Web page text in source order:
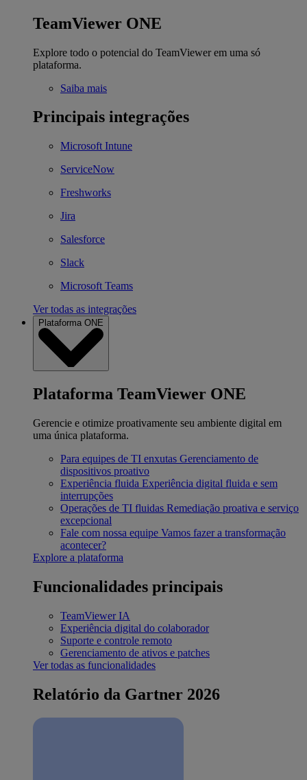
TeamViewer ONE
Explore todo o potencial do TeamViewer em uma só
plataforma.
Saiba mais
Principais integrações
Microsoft Intune
ServiceNow
Freshworks
Jira
Salesforce
Slack
Microsoft Teams
Ver todas as integrações
Plataforma ONE
Plataforma TeamViewer ONE
Gerencie e otimize proativamente seu ambiente digital em
uma única plataforma.
Para equipes de TI enxutas Gerenciamento de
dispositivos proativo
Experiência fluida Experiência digital fluida e sem
interrupções
Operações de TI fluidas Remediação proativa e serviço
excepcional
Fale com nossa equipe Vamos fazer a transformação
acontecer?
Explore a plataforma
Funcionalidades principais
TeamViewer IA
Experiência digital do colaborador
Suporte e controle remoto
Gerenciamento de ativos e patches
Ver todas as funcionalidades
Relatório da Gartner 2026